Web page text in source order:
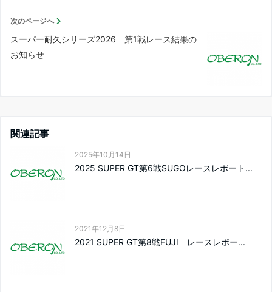
次のページへ
スーパー耐久シリーズ2026 第1戦レース結果の
お知らせ
関連記事
2025年10月14日
2025 SUPER GT第6戦SUGOレースレポート...
2021年12月8日
2021 SUPER GT第8戦FUJI レースレポー...